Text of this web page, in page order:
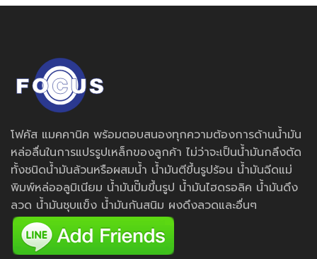
โฟคัส แมคคานิค พร้อมตอบสนองทุกความต้องการด้านน้ำมัน
หล่อลื่นในการแปรรูปเหล็กของลูกค้า ไม่ว่าจะเป็นน้ำมันกลึงตัด
ทั้งชนิดน้ำมันล้วนหรือผสมน้ำ น้ำมันตีขึ้นรูปร้อน น้ำมันฉีดแม่
พิมพ์หล่ออลูมิเนียม น้ำมันปั๊มขึ้นรูป น้ำมันไฮดรอลิค น้ำมันดึง
ลวด น้ำมันชุบแข็ง น้ำมันกันสนิม ผงดึงลวดและอื่นๆ